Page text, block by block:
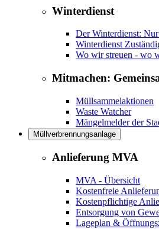
Winterdienst
Der Winterdienst: Nur
Winterdienst
Wo wir streuen - wo
Mitmachen:
Müllsammelaktionen
Waste Watcher
Mängelmelder der
Müllverbrennungsanlage
Anlieferung MVA
MVA - Übersicht
Kostenfreie
Kostenpflichtige
Entsorgung von
Lageplan &